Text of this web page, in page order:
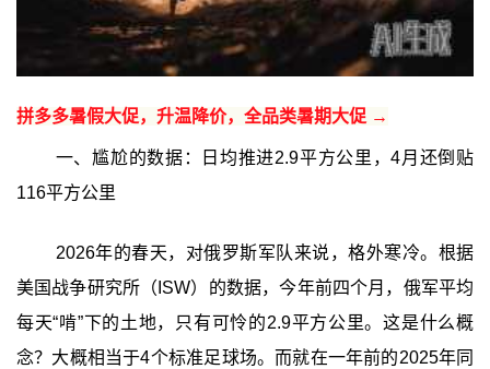
拼多多暑假大促，升温降价，全品类暑期大促 →
一、尴尬的数据：日均推进2.9平方公里，4月还倒贴
116平方公里
2026年的春天，对俄罗斯军队来说，格外寒冷。根据
美国战争研究所（ISW）的数据，今年前四个月，俄军平均
每天“啃”下的土地，只有可怜的2.9平方公里。这是什么概
念？大概相当于4个标准足球场。而就在一年前的2025年同